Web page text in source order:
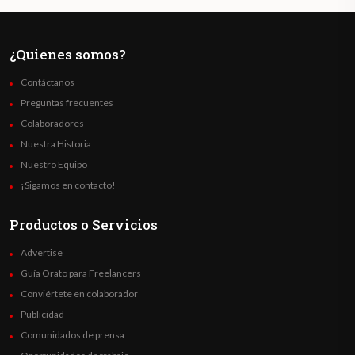
¿Quienes somos?
Contáctanos
Preguntas frecuentes
Colaboradores
Nuestra Historia
Nuestro Equipo
¡Sigamos en contacto!
Productos o Servicios
Advertise
Guía Orato para Freelancers
Conviértete en colaborador
Publicidad
Comunidados de prensa